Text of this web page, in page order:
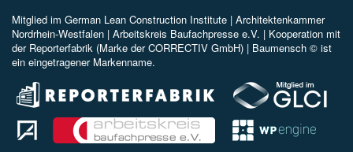
Mitglied im German Lean Construction Institute | Architektenkammer
Nordrhein-Westfalen | Arbeitskreis Baufachpresse e.V. | Kooperation mit
der Reporterfabrik (Marke der CORRECTIV GmbH) | Baumensch © ist
ein eingetragener Markenname.